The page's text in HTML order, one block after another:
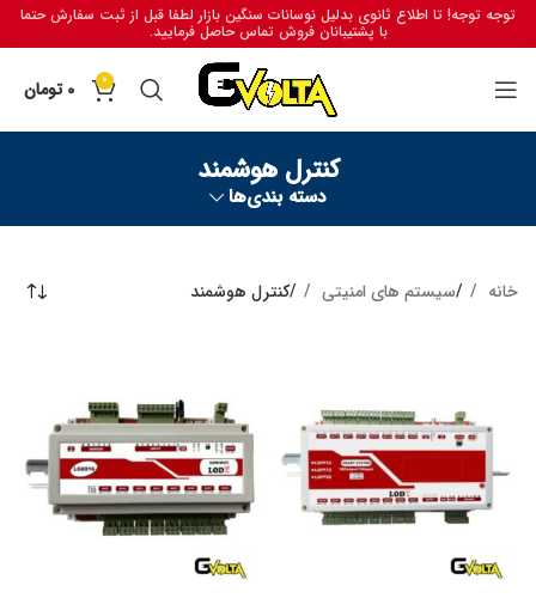
توجه توجه! تا اطلاع ثانوی بدلیل نوسانات سنگین بازار لطفا قبل از ثبت سفارش حتما
با پشتیبانان فروش تماس حاصل فرمایید.
0
0 تومان
کنترل هوشمند
دسته بندی‌ها
خانه سیستم های امنیتی کنترل هوشمند